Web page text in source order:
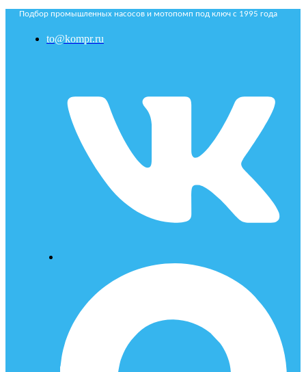
Подбор промышленных насосов и мотопомп под ключ с 1995 года
to@kompr.ru